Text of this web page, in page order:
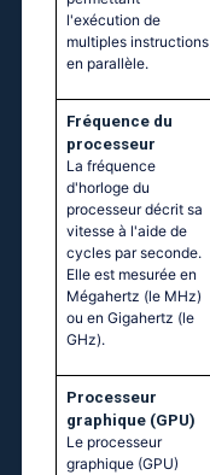
l'exécution de
multiples instructions
en parallèle.
Fréquence du
processeur
La fréquence
d'horloge du
processeur décrit sa
vitesse à l'aide de
cycles par seconde.
Elle est mesurée en
Mégahertz (le MHz)
ou en Gigahertz (le
GHz).
Processeur
graphique (GPU)
Le processeur
graphique (GPU)